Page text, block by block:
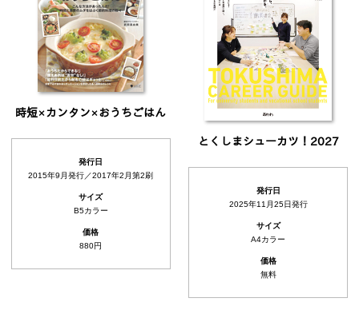
時短×カンタン×おうちごはん
発行日
2015年9月発行／2017年2月第2刷
サイズ
B5カラー
価格
880円
とくしまシューカツ！2027
発行日
2025年11月25日発行
サイズ
A4カラー
価格
無料